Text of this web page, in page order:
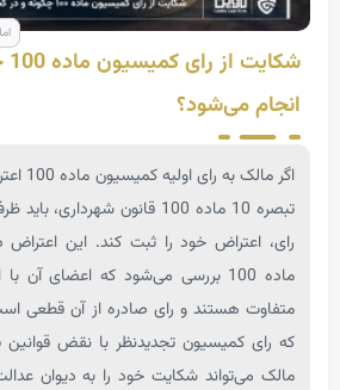
املاک و اراضی
شکایت از رای کمیسیون ماده 100
می‌شود؟
اگر مالک به رای اولیه کمیسیون ماده 100
تبصره 10 ماده 100 قانون
خود را ثبت کند. این اعتراض در کمیسیون
ماده 100 بررسی می‌شود که اعضای آن با اعضای
هستند و رای صادره از آن قطعی است. همچنین
تجدیدنظر با نقض قوانین یا مقررات
شکایت خود را به دیوان عدالت اداری